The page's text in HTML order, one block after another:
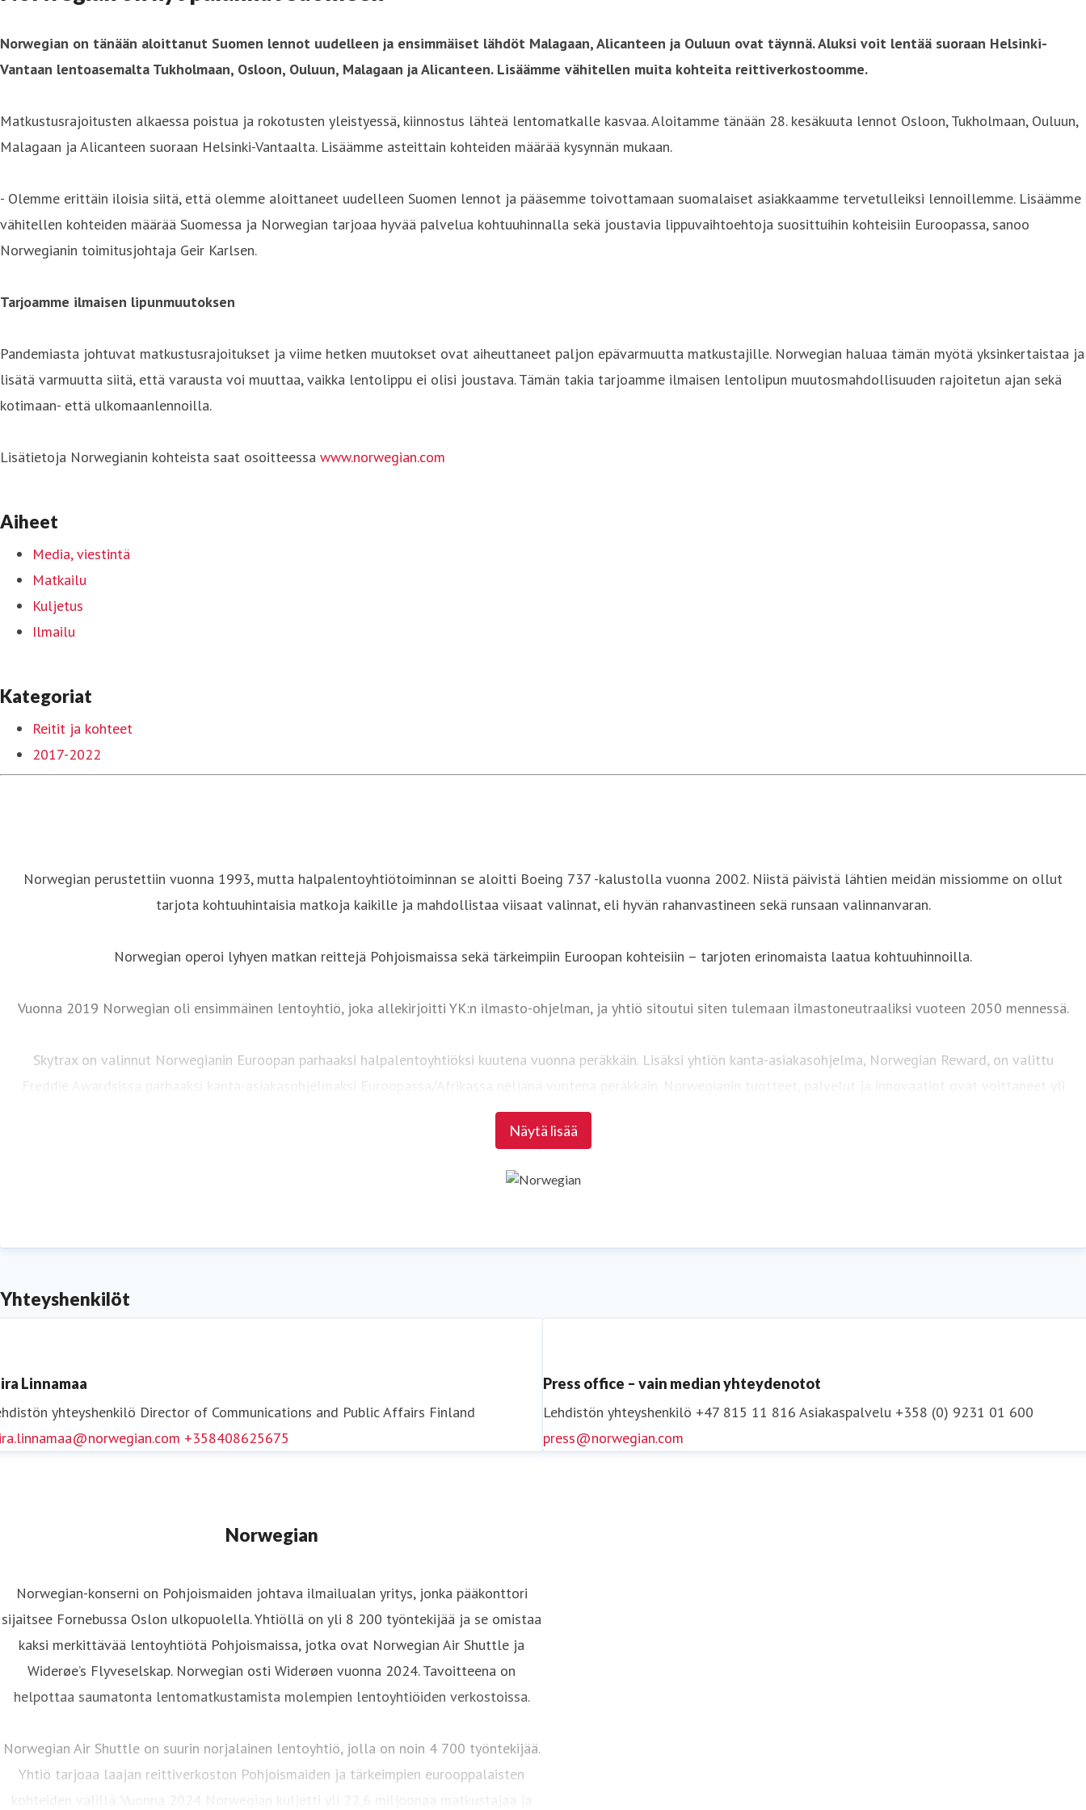
Norwegian on tänään aloittanut Suomen lennot uudelleen ja ensimmäiset lähdöt Malagaan, Alicanteen ja Ouluun ovat täynnä. Aluksi voit lentää suoraan Helsinki-
Vantaan lentoasemalta Tukholmaan, Osloon, Ouluun, Malagaan ja Alicanteen. Lisäämme vähitellen muita kohteita reittiverkostoomme.
Matkustusrajoitusten alkaessa poistua ja rokotusten yleistyessä, kiinnostus lähteä lentomatkalle kasvaa. Aloitamme tänään 28. kesäkuuta lennot Osloon, Tukholmaan, Ouluun,
Malagaan ja Alicanteen suoraan Helsinki-Vantaalta. Lisäämme asteittain kohteiden määrää kysynnän mukaan.
- Olemme erittäin iloisia siitä, että olemme aloittaneet uudelleen Suomen lennot ja pääsemme toivottamaan suomalaiset asiakkaamme tervetulleiksi lennoillemme. Lisäämme
vähitellen kohteiden määrää Suomessa ja Norwegian tarjoaa hyvää palvelua kohtuuhinnalla sekä joustavia lippuvaihtoehtoja suosittuihin kohteisiin Euroopassa, sanoo
Norwegianin toimitusjohtaja Geir Karlsen.
Tarjoamme ilmaisen lipunmuutoksen
Pandemiasta johtuvat matkustusrajoitukset ja viime hetken muutokset ovat aiheuttaneet paljon epävarmuutta matkustajille. Norwegian haluaa tämän myötä yksinkertaistaa ja
lisätä varmuutta siitä, että varausta voi muuttaa, vaikka lentolippu ei olisi joustava. Tämän takia tarjoamme ilmaisen lentolipun muutosmahdollisuuden rajoitetun ajan sekä
kotimaan- että ulkomaanlennoilla.
Lisätietoja Norwegianin kohteista saat osoitteessa www.norwegian.com
Aiheet
Media, viestintä
Matkailu
Kuljetus
Ilmailu
Kategoriat
Reitit ja kohteet
2017-2022
Norwegian perustettiin vuonna 1993, mutta halpalentoyhtiötoiminnan se aloitti Boeing 737 -kalustolla vuonna 2002. Niistä päivistä lähtien meidän missiomme on ollut
tarjota kohtuuhintaisia matkoja kaikille ja mahdollistaa viisaat valinnat, eli hyvän rahanvastineen sekä runsaan valinnanvaran.
Norwegian operoi lyhyen matkan reittejä Pohjoismaissa sekä tärkeimpiin Euroopan kohteisiin – tarjoten erinomaista laatua kohtuuhinnoilla.
Vuonna 2019 Norwegian oli ensimmäinen lentoyhtiö, joka allekirjoitti YK:n ilmasto-ohjelman, ja yhtiö sitoutui siten tulemaan ilmastoneutraaliksi vuoteen 2050 mennessä.
Skytrax on valinnut Norwegianin Euroopan parhaaksi halpalentoyhtiöksi kuutena vuonna peräkkäin. Lisäksi yhtiön kanta-asiakasohjelma, Norwegian Reward, on valittu
Freddie Awardsissa parhaaksi kanta-asiakasohjelmaksi Euroopassa/Afrikassa neljänä vuotena peräkkäin. Norwegianin tuotteet, palvelut ja innovaatiot ovat voittaneet yli
55 palkintoa vuodesta 2012 lähtien.
Näytä lisää
Yhteyshenkilöt
Linnamaa
yhteyshenkilö Director of Communications and Public Affairs Finland
+358408625675
Press office – vain median yhteydenotot
Lehdistön yhteyshenkilö +47 815 11 816 Asiakaspalvelu +358 (0) 9231 01 600
press@norwegian.com
Norwegian
Norwegian-konserni on Pohjoismaiden johtava ilmailualan yritys, jonka pääkonttori
sijaitsee Fornebussa Oslon ulkopuolella. Yhtiöllä on yli 8 200 työntekijää ja se omistaa
kaksi merkittävää lentoyhtiötä Pohjoismaissa, jotka ovat Norwegian Air Shuttle ja
Widerøe’s Flyveselskap. Norwegian osti Widerøen vuonna 2024. Tavoitteena on
helpottaa saumatonta lentomatkustamista molempien lentoyhtiöiden verkostoissa.
Norwegian Air Shuttle on suurin norjalainen lentoyhtiö, jolla on noin 4 700 työntekijää.
Yhtiö tarjoaa laajan reittiverkoston Pohjoismaiden ja tärkeimpien eurooppalaisten
kohteiden välillä. Vuonna 2024 Norwegian kuljetti yli 22,6 miljoonaa matkustajaa ja